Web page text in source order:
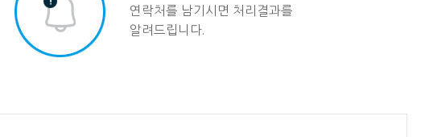
연락처를 남기시면 처리결과를
알려드립니다.